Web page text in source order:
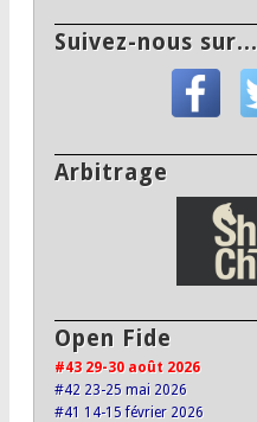
Suivez-nous sur...
Arbitrage
Open Fide
#43 29-30 août 2026
#42 23-25 mai 2026
#41 14-15 février 2026